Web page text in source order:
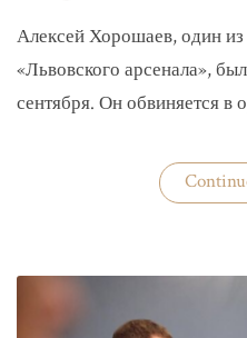
Алексей Хорошаев, один из
«Львовского арсенала»,
сентября. Он обвиняется в